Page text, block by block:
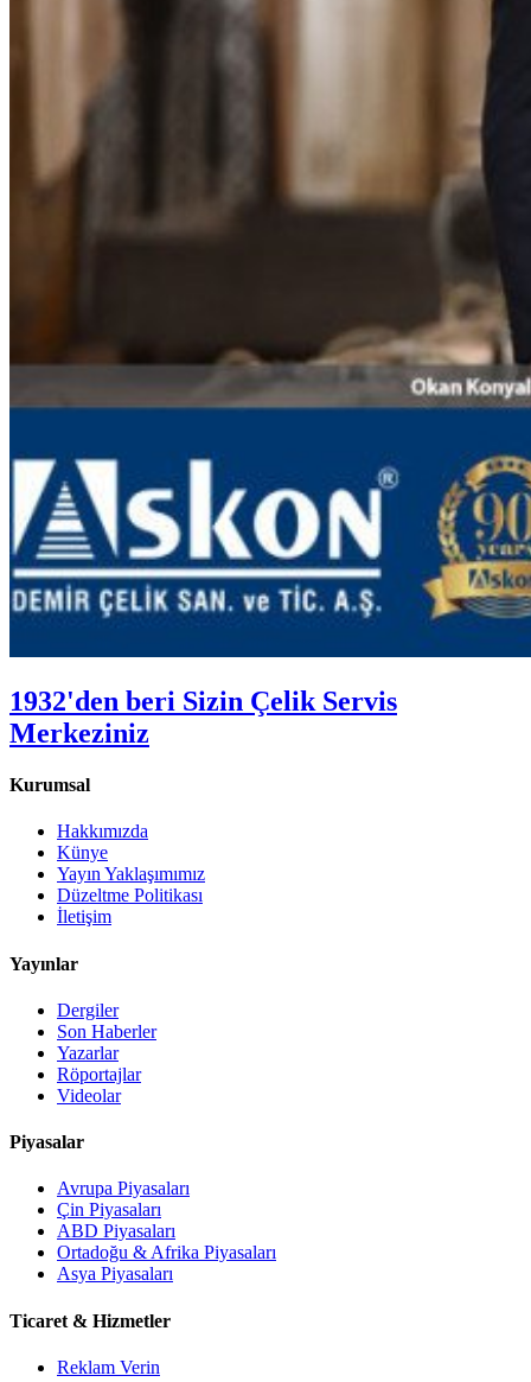
1932'den beri Sizin Çelik Servis
Merkeziniz
Kurumsal
Hakkımızda
Künye
Yayın Yaklaşımımız
Düzeltme Politikası
İletişim
Yayınlar
Dergiler
Son Haberler
Yazarlar
Röportajlar
Videolar
Piyasalar
Avrupa Piyasaları
Çin Piyasaları
ABD Piyasaları
Ortadoğu & Afrika Piyasaları
Asya Piyasaları
Ticaret & Hizmetler
Reklam Verin